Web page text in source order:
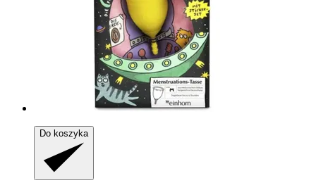
Do koszyka